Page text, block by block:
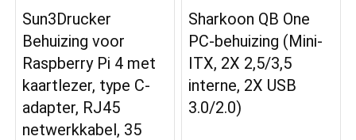
Sun3Drucker
Behuizing voor
Raspberry Pi 4 met
kaartlezer, type C-
adapter, RJ45
netwerkkabel, 35
Sharkoon QB One
PC-behuizing (Mini-
ITX, 2X 2,5/3,5
interne, 2X USB
3.0/2.0)